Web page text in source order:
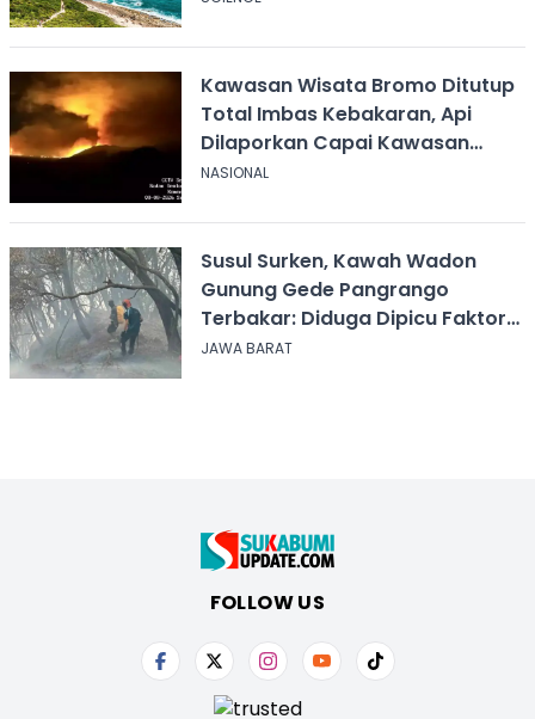
Kawasan Wisata Bromo Ditutup
Total Imbas Kebakaran, Api
Dilaporkan Capai Kawasan
Sabana
NASIONAL
Susul Surken, Kawah Wadon
Gunung Gede Pangrango
Terbakar: Diduga Dipicu Faktor
Alam
JAWA BARAT
FOLLOW US